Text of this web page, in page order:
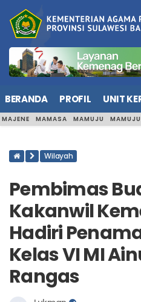
BERANDA PROFIL UNIT
Pembimas
Kakanwil
Hadiri
Kelas VI MI
Rangas